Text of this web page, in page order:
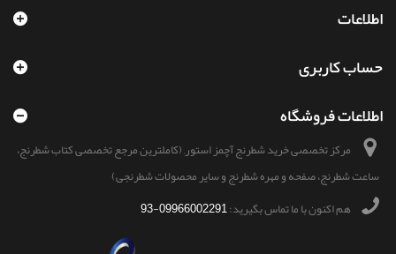
اطلاعات
حساب کاربری
اطلاعات فروشگاه
مرکز تخصصی خرید شطرنج آچمز استور, (کاملترین مرجع تخصصی کتاب شطرنج،
ساعت شطرنج، صفحه و مهره شطرنج و سایر محصولات شطرنجی)
هم اکنون با ما تماس بگیرید:09966002291-93